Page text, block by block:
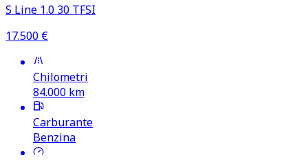
S Line 1.0 30 TFSI
17.500 €
Chilometri
84.000 km
Carburante
Benzina